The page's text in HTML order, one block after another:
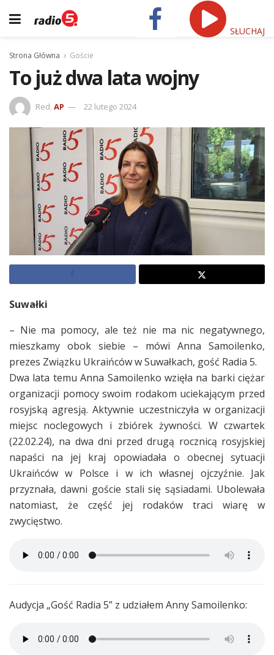
SŁUCHAJ
Strona Główna Goście
To już dwa lata wojny
Red. AP 22 lutego 2024
Suwałki
– Nie ma pomocy, ale też nie ma nic negatywnego,
mieszkamy obok siebie – mówi Anna Samoilenko,
prezes Związku Ukraińców w Suwałkach, gość Radia 5.
Dwa lata temu Anna Samoilenko wzięła na barki ciężar
organizacji pomocy swoim rodakom uciekającym przed
rosyjską agresją. Aktywnie uczestniczyła w organizacji
miejsc noclegowych i zbiórek żywności. W czwartek
(22.02.24), na dwa dni przed drugą rocznicą rosyjskiej
napaści na jej kraj opowiadała o obecnej sytuacji
Ukraińców w Polsce i w ich własnej ojczyźnie. Jak
przyznała, dawni goście stali się sąsiadami. Ubolewała
natomiast, że część jej rodaków traci wiarę w
zwycięstwo.
Audycja „Gość Radia 5” z udziałem Anny Samoilenko: